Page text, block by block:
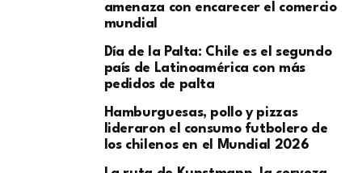
amenaza con encarecer el comercio
mundial
Día de la Palta: Chile es el segundo
país de Latinoamérica con más
pedidos de palta
Hamburguesas, pollo y pizzas
lideraron el consumo futbolero de
los chilenos en el Mundial 2026